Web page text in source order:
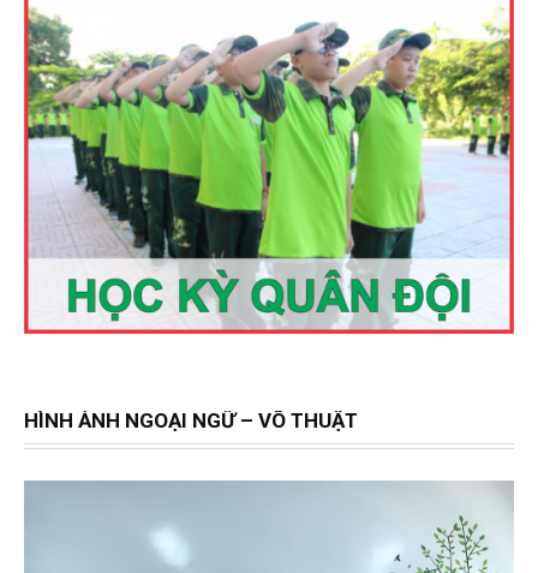
HÌNH ẢNH NGOẠI NGỮ – VÕ THUẬT